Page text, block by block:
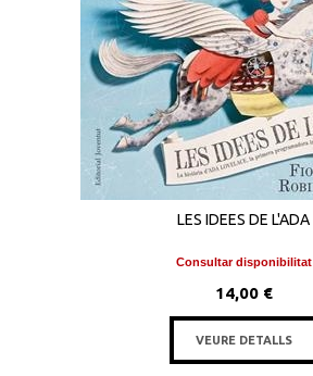
LES IDEES DE L'ADA
Consultar disponibilitat
14,00 €
VEURE DETALLS